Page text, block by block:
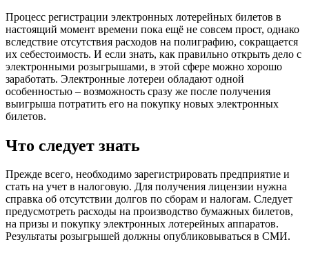
Процесс регистрации электронных лотерейных билетов в
настоящий момент времени пока ещё не совсем прост, однако
вследствие отсутствия расходов на полиграфию, сокращается
их себестоимость. И если знать, как правильно открыть дело с
электронными розыгрышами, в этой сфере можно хорошо
заработать. Электронные лотереи обладают одной
особенностью – возможность сразу же после получения
выигрыша потратить его на покупку новых электронных
билетов.
Что следует знать
Прежде всего, необходимо зарегистрировать предприятие и
стать на учет в налоговую. Для получения лицензии нужна
справка об отсутствии долгов по сборам и налогам. Следует
предусмотреть расходы на производство бумажных билетов,
на призы и покупку электронных лотерейных аппаратов.
Результаты розыгрышей должны опубликовываться в СМИ.